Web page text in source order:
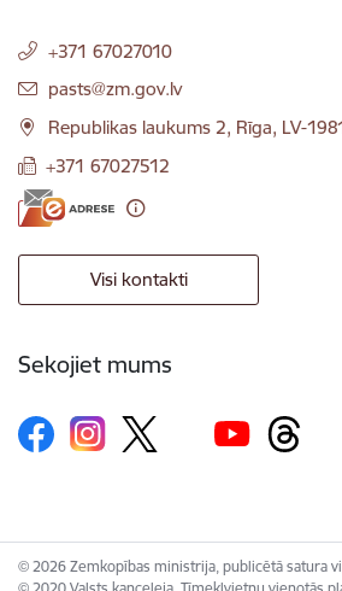
+371 67027010
E-pasts:
pasts@zm.gov.lv
Republikas laukums 2, Rīga, LV-
+371 67027512
Visi kontakti
Sekojiet mums
© 2026 Zemkopības ministrija, publicētā satura